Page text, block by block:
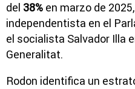
del 38% en marzo de
independentista en el
el socialista Salvador Illa
Generalitat.
Rodon identifica un